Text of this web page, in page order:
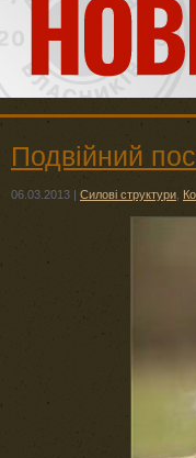
Подвійний
06.03.2013 Силові структури,